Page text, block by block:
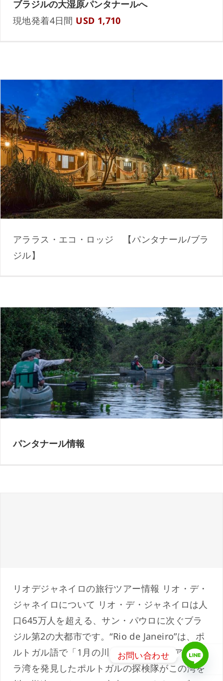
ブラジルの大湿原パンタナールへ
現地発着4日間 USD 1,710
アララス・エコ・ロッジ Araras Eco Lodge
アララス・エコ・ロッジ 【パンタナール/ブラ
ジル】
パンタナールの旅行情報
パンタナール情報
リオデジャネイロの旅行ツアー情報 リオ・デ・
ジャネイロについて リオ・デ・ジャネイロは人
口645万人を超える、サン・パウロに次ぐブラ
ジル第2の大都市です。“Rio de Janeiro”は、ポ
ルトガル語で「1月の川」を意味し、グアナバ
ラ湾を発見したポルトガルの探検隊がこの湾を
お問い合わせ